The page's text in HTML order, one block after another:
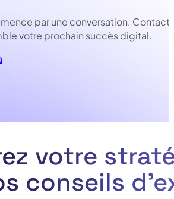
par une conversation.
votre prochain succès digital.
votre
conseils